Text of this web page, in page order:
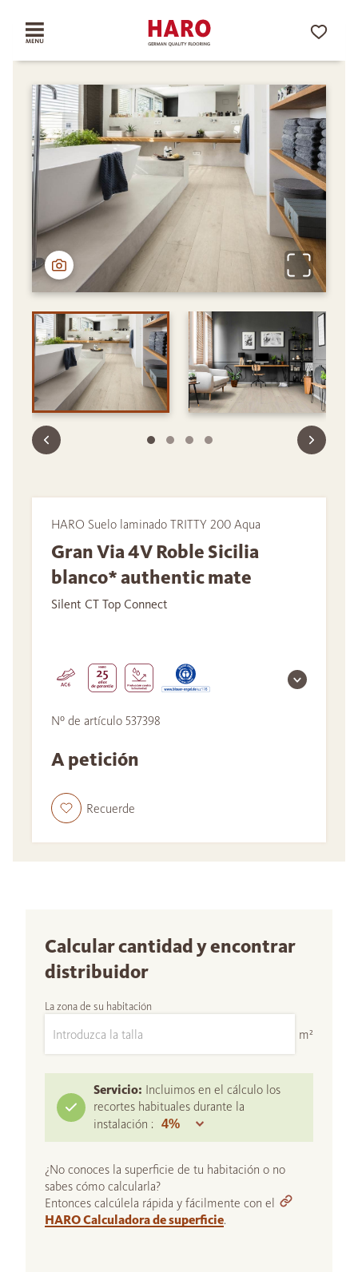
HARO Suelo laminado TRITTY 200 Aqua
Gran Via 4V Roble Sicilia
blanco* authentic mate
Silent CT Top Connect
Nº de artículo 537398
A petición
Recuerde
Calcular cantidad y encontrar
distribuidor
La zona de su habitación
m²
Servicio: Incluimos en el cálculo los
recortes habituales durante la
instalación :
¿No conoces la superficie de tu habitación o no
sabes cómo calcularla?
Entonces calcúlela rápida y fácilmente con el
HARO Calculadora de superficie.